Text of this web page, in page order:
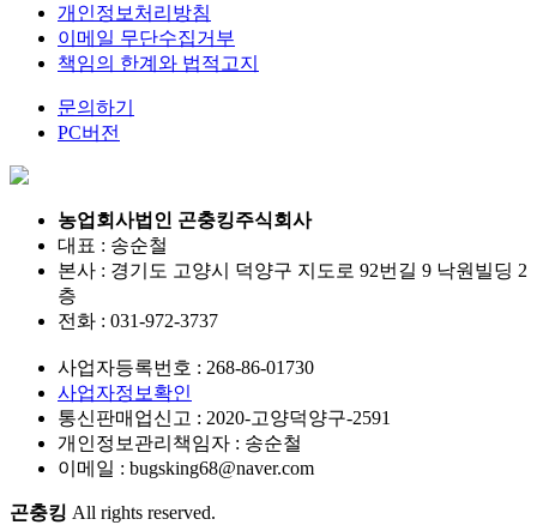
개인정보처리방침
이메일 무단수집거부
책임의 한계와 법적고지
문의하기
PC버전
농업회사법인 곤충킹주식회사
대표 : 송순철
본사 : 경기도 고양시 덕양구 지도로 92번길 9 낙원빌딩 2
층
전화 : 031-972-3737
사업자등록번호 : 268-86-01730
사업자정보확인
통신판매업신고 : 2020-고양덕양구-2591
개인정보관리책임자 : 송순철
이메일 : bugsking68@naver.com
곤충킹 All rights reserved.